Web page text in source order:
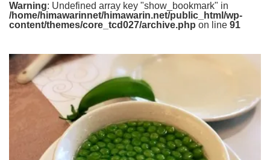
Warning: Undefined array key "show_bookmark" in
/home/himawarinnet/himawarin.net/public_html/wp-
content/themes/core_tcd027/archive.php on line 91